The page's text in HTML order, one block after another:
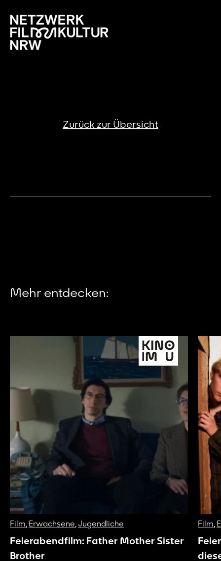
Zurück zur Übersicht
Mehr entdecken:
Film Erwachsene Jugendliche
Feierabendfilm: Father Mother Sister
Brother
Film